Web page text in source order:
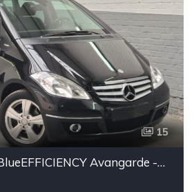
15
Mercedes A160 BlueEFFICIENCY Avangarde -essence euro 5-2010-106.000km-Top état -Garantie